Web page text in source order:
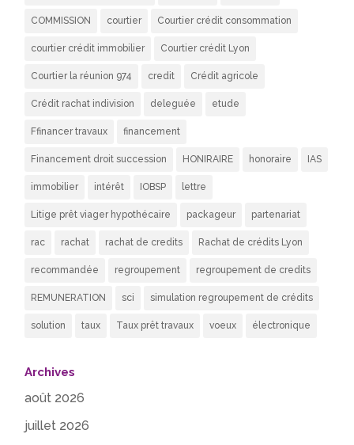
COMMISSION courtier Courtier crédit consommation
courtier crédit immobilier Courtier crédit Lyon
Courtier la réunion 974 credit Crédit agricole
Crédit rachat indivision deleguée etude
Ffinancer travaux financement
Financement droit succession HONIRAIRE honoraire IAS
immobilier intérêt IOBSP lettre
Litige prêt viager hypothécaire packageur partenariat
rac rachat rachat de credits Rachat de crédits Lyon
recommandée regroupement regroupement de credits
REMUNERATION sci simulation regroupement de crédits
solution taux Taux prêt travaux voeux électronique
Archives
août 2026
juillet 2026